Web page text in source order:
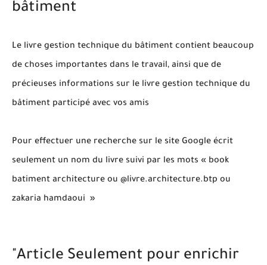
bâtiment
Le livre gestion technique du bâtiment contient beaucoup
de choses importantes dans le travail, ainsi que de
précieuses informations sur le livre gestion technique du
bâtiment participé avec vos amis
Pour effectuer une recherche sur le site Google écrit
seulement un nom du livre suivi par les mots « book
batiment architecture ou @livre.architecture.btp ou
zakaria hamdaoui »
"Article Seulement pour enrichir